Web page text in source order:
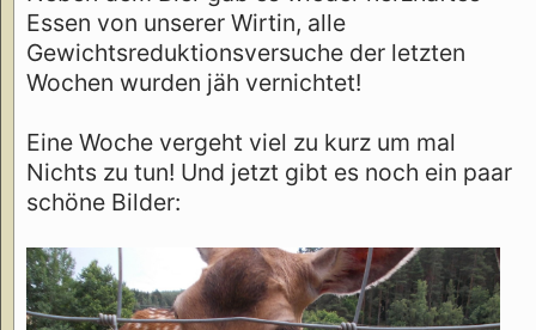
Essen von unserer Wirtin, alle
Gewichtsreduktionsversuche der letzten
Wochen wurden jäh vernichtet!
Eine Woche vergeht viel zu kurz um mal
Nichts zu tun! Und jetzt gibt es noch ein paar
schöne Bilder: